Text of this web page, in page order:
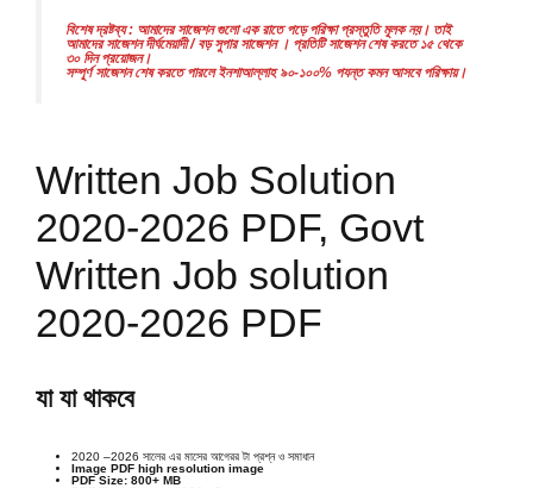
বিশেষ দ্রষ্টব্য : আমাদের সাজেশন গুলো এক রাতে পড়ে পরিক্ষা প্রস্তুতি মূলক নয়। তাই
আমাদের সাজেশন দীর্ঘমেয়াদী / বড় সুপার সাজেশন । প্রতিটি সাজেশন শেষ করতে ১৫ থেকে
৩০ দিন প্রয়োজন।
সম্পূর্ণ সাজেশন শেষ করতে পারলে ইনশাআল্লাহ ৯০-১০০% পযন্ত কমন আসবে পরিক্ষায়।
Written Job Solution
2020-2026 PDF, Govt
Written Job solution
2020-2026 PDF
যা যা থাকবে
2020 –2026 সালের এর মাসের আগেরর টা প্রশ্ন ও সমাধান
Image PDF high resolution image
PDF Size: 800+ MB